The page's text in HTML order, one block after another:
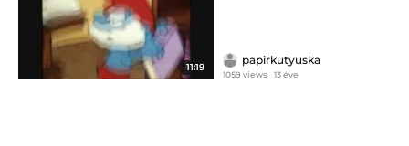
11:19
papirkutyuska
1059 views 13 éve